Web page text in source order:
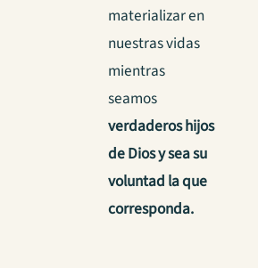
materializar en
nuestras vidas
mientras
seamos
verdaderos hijos
de Dios y sea su
voluntad la que
corresponda.